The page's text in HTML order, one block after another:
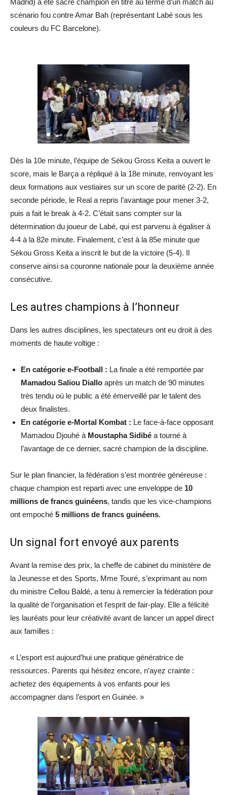
Madrid) a été sacré champion en titre au terme d’un match au
scénario fou contre Amar Bah (représentant Labé sous les
couleurs du FC Barcelone).
Dès la 10e minute, l’équipe de Sékou Gross Keita a ouvert le
score, mais le Barça a répliqué à la 18e minute, renvoyant les
deux formations aux vestiaires sur un score de parité (2-2). En
seconde période, le Real a repris l’avantage pour mener 3-2,
puis a fait le break à 4-2. C’était sans compter sur la
détermination du joueur de Labé, qui est parvenu à égaliser à
4-4 à la 82e minute. Finalement, c’est à la 85e minute que
Sékou Gross Keita a inscrit le but de la victoire (5-4). Il
conserve ainsi sa couronne nationale pour la deuxième année
consécutive.
​Les autres champions à l’honneur
​Dans les autres disciplines, les spectateurs ont eu droit à des
moments de haute voltige :
En catégorie e-Football : La finale a été remportée par
Mamadou Saliou Diallo après un match de 90 minutes
très tendu où le public a été émerveillé par le talent des
deux finalistes.
En catégorie e-Mortal Kombat : Le face-à-face opposant
Mamadou Djouhé à Moustapha Sidibé a tourné à
l’avantage de ce dernier, sacré champion de la discipline.
​Sur le plan financier, la fédération s’est montrée généreuse :
chaque champion est reparti avec une enveloppe de 10
millions de francs guinéens, tandis que les vice-champions
ont empoché 5 millions de francs guinéens.
​Un signal fort envoyé aux parents
​Avant la remise des prix, la cheffe de cabinet du ministère de
la Jeunesse et des Sports, Mme Touré, s’exprimant au nom
du ministre Cellou Baldé, a tenu à remercier la fédération pour
la qualité de l’organisation et l’esprit de fair-play. Elle a félicité
les lauréats pour leur créativité avant de lancer un appel direct
aux familles :
​« L’esport est aujourd’hui une pratique génératrice de
ressources. Parents qui hésitez encore, n’ayez crainte :
achetez des équipements à vos enfants pour les
accompagner dans l’esport en Guinée. »